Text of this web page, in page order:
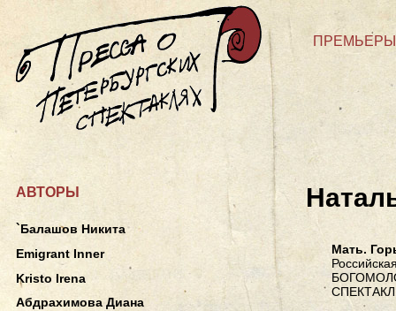
ПРЕМЬЕРЫ
Мать.
АВТОРЫ
`Балашов Никита
Emigrant Inner
Kristo Irena
Абдрахимова Диана